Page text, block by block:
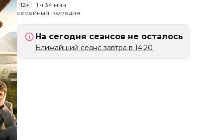
12+
1 ч 34 мин
семейный, комедия
На сегодня сеансов не осталось
Ближайший сеанс завтра в 14:20